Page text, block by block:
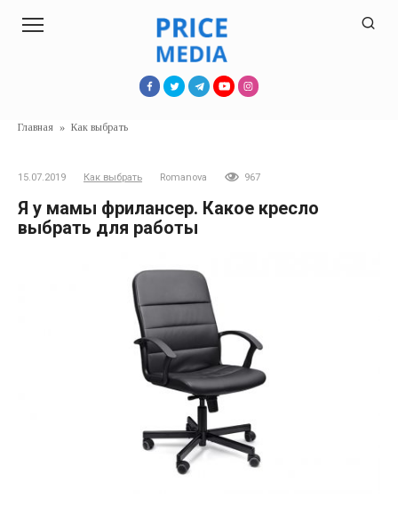
Главная » Как выбрать
15.07.2019 Как выбрать Romanova 967
Я у мамы фрилансер. Какое кресло
выбрать для работы